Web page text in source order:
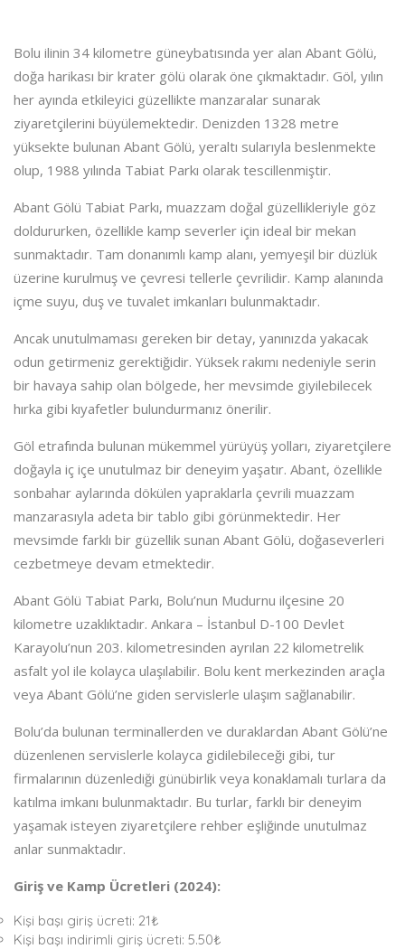
Bolu ilinin 34 kilometre güneybatısında yer alan Abant Gölü,
doğa harikası bir krater gölü olarak öne çıkmaktadır. Göl, yılın
her ayında etkileyici güzellikte manzaralar sunarak
ziyaretçilerini büyülemektedir. Denizden 1328 metre
yüksekte bulunan Abant Gölü, yeraltı sularıyla beslenmekte
olup, 1988 yılında Tabiat Parkı olarak tescillenmiştir.
Abant Gölü Tabiat Parkı, muazzam doğal güzellikleriyle göz
doldururken, özellikle kamp severler için ideal bir mekan
sunmaktadır. Tam donanımlı kamp alanı, yemyeşil bir düzlük
üzerine kurulmuş ve çevresi tellerle çevrilidir. Kamp alanında
içme suyu, duş ve tuvalet imkanları bulunmaktadır.
Ancak unutulmaması gereken bir detay, yanınızda yakacak
odun getirmeniz gerektiğidir. Yüksek rakımı nedeniyle serin
bir havaya sahip olan bölgede, her mevsimde giyilebilecek
hırka gibi kıyafetler bulundurmanız önerilir.
Göl etrafında bulunan mükemmel yürüyüş yolları, ziyaretçilere
doğayla iç içe unutulmaz bir deneyim yaşatır. Abant, özellikle
sonbahar aylarında dökülen yapraklarla çevrili muazzam
manzarasıyla adeta bir tablo gibi görünmektedir. Her
mevsimde farklı bir güzellik sunan Abant Gölü, doğaseverleri
cezbetmeye devam etmektedir.
Abant Gölü Tabiat Parkı, Bolu’nun Mudurnu ilçesine 20
kilometre uzaklıktadır. Ankara – İstanbul D-100 Devlet
Karayolu’nun 203. kilometresinden ayrılan 22 kilometrelik
asfalt yol ile kolayca ulaşılabilir. Bolu kent merkezinden araçla
veya Abant Gölü’ne giden servislerle ulaşım sağlanabilir.
Bolu’da bulunan terminallerden ve duraklardan Abant Gölü’ne
düzenlenen servislerle kolayca gidilebileceği gibi, tur
firmalarının düzenlediği günübirlik veya konaklamalı turlara da
katılma imkanı bulunmaktadır. Bu turlar, farklı bir deneyim
yaşamak isteyen ziyaretçilere rehber eşliğinde unutulmaz
anlar sunmaktadır.
Giriş ve Kamp Ücretleri (2024):
Kişi başı giriş ücreti: 21₺
Kişi başı indirimli giriş ücreti: 5.50₺